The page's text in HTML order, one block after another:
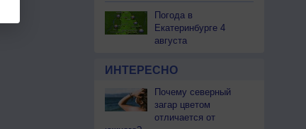
Погода в
Екатеринбурге 4
августа
ИНТЕРЕСНО
Почему северный
загар цветом
отличается от